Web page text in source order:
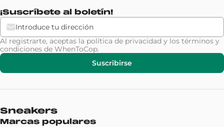
¡Suscríbete al boletín!
Al registrarte, aceptas la política de privacidad y los términos y
condiciones de WhenToCop.
Suscribirse
Sneakers
Marcas populares